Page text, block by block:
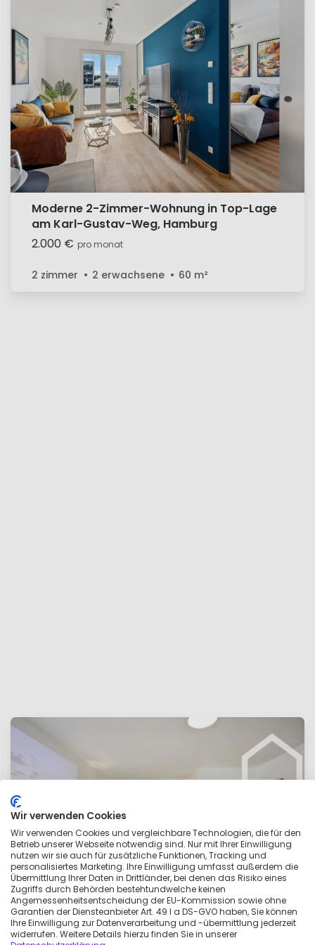
Karte
Moderne 2-Zimmer-Wohnung in Top-Lage
am Karl-Gustav-Weg, Hamburg
2.000 € pro monat
2 zimmer 2 erwachsene 60 m²
Wir verwenden Cookies
Wir verwenden Cookies und vergleichbare Technologien, die für den
Betrieb unserer Webseite notwendig sind. Nur mit Ihrer Einwilligung
nutzen wir sie auch für zusätzliche Funktionen, Tracking und
personalisiertes Marketing. Ihre Einwilligung umfasst außerdem die
Übermittlung Ihrer Daten in Drittländer, bei denen das Risiko eines
Zugriffs durch Behörden bestehtundwelche keinen
Angemessenheitsentscheidung der EU-Kommission sowie ohne
Garantien der Diensteanbieter Art. 49 I a DS-GVO haben, Sie können
Ihre Einwilligung zur Datenverarbeitung und -übermittlung jederzeit
widerrufen. Weitere Details hierzu finden Sie in unserer